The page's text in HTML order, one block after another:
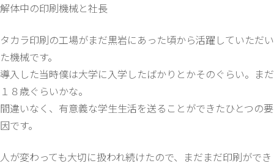
解体中の印刷機械と社長
タカラ印刷の工場がまだ黒岩にあった頃から活躍していただい
た機械です。
導入した当時僕は大学に入学したばかりとかそのぐらい。まだ
１８歳ぐらいかな。
間違いなく、有意義な学生生活を送ることができたひとつの要
因です。
人が変わっても大切に扱われ続けたので、まだまだ印刷ができ